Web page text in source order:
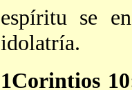
espíritu se
idolatría.
1Corintios